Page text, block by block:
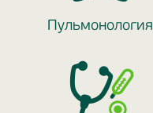
Пульмонология